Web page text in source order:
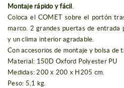
Montaje rápido y fácil .
Coloca el COMET sobre el portón
marco. 2 grandes puertas de entrada
y un clima interior agradable.
Con accesorios de montaje y bolsa de
Material: 150D Oxford Polyester PU
Medidas: 200 x 200 x H205 cm.
Peso: 5,1 kg.